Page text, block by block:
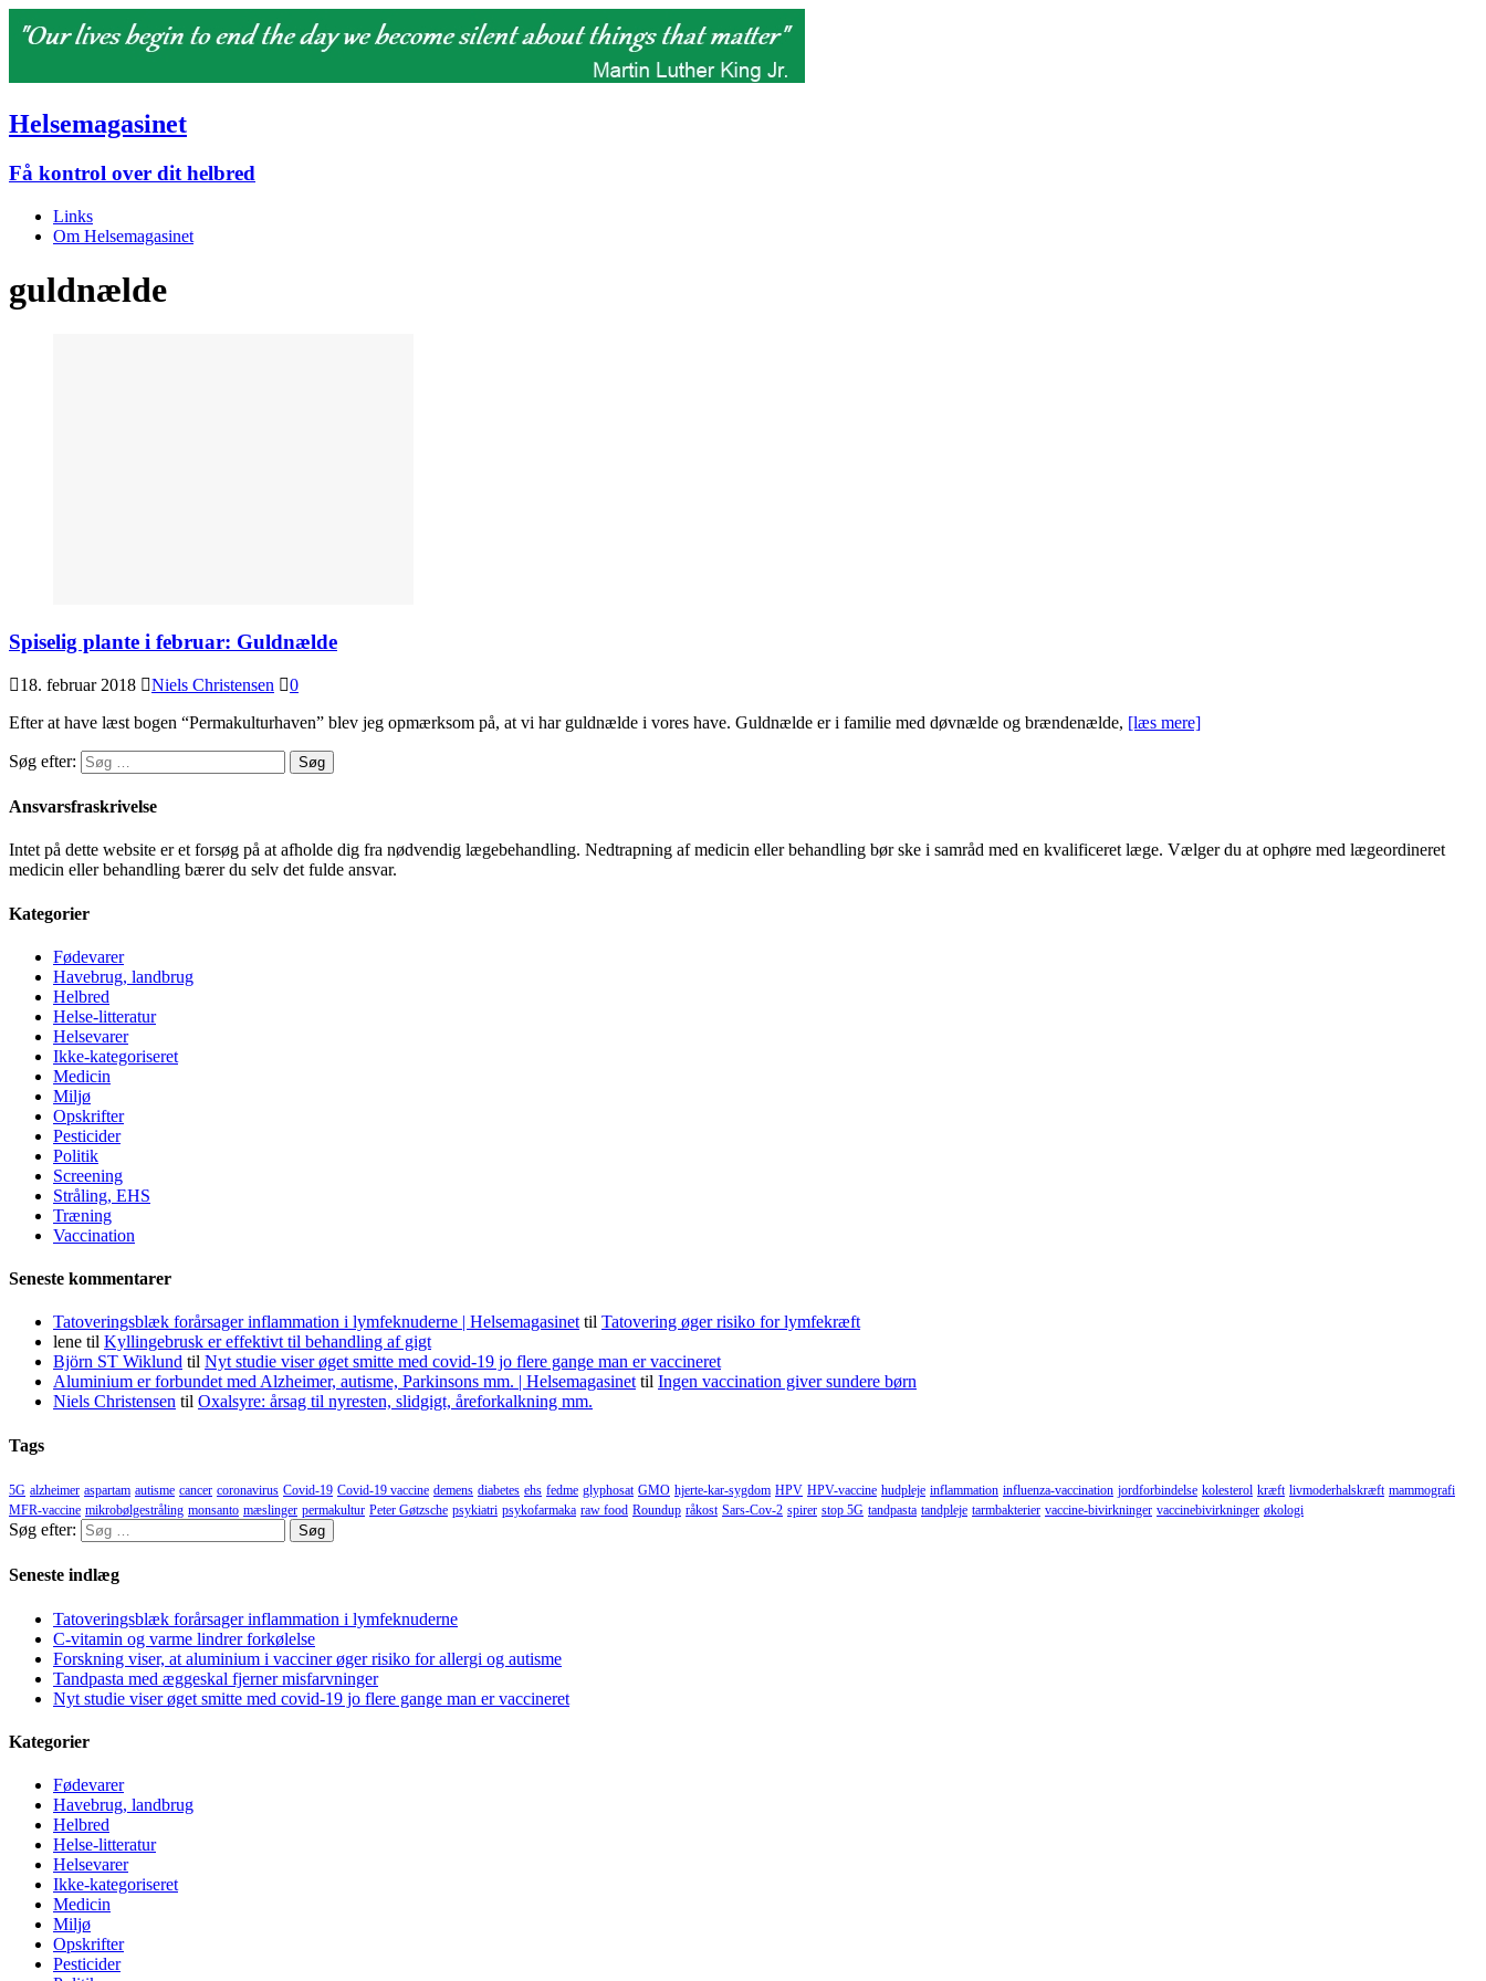
Helsemagasinet
Få kontrol over dit helbred
Links
Om Helsemagasinet
guldnælde
Spiselig plante i februar: Guldnælde
18. februar 2018 Niels Christensen
0
Efter at have læst bogen “Permakulturhaven” blev jeg opmærksom på, at vi har guldnælde i vores have. Guldnælde er i familie med døvnælde og brændenælde, [læs mere]
Søg efter:
Ansvarsfraskrivelse
Intet på dette website er et forsøg på at afholde dig fra nødvendig lægebehandling. Nedtrapning af medicin eller behandling bør ske i samråd med en kvalificeret læge. Vælger du at ophøre med lægeordineret
medicin eller behandling bærer du selv det fulde ansvar.
Kategorier
Fødevarer
Havebrug, landbrug
Helbred
Helse-litteratur
Helsevarer
Ikke-kategoriseret
Medicin
Miljø
Opskrifter
Pesticider
Politik
Screening
Stråling, EHS
Træning
Vaccination
Seneste kommentarer
Tatoveringsblæk forårsager inflammation i lymfeknuderne | Helsemagasinettil Tatovering øger risiko for lymfekræft
lene til Kyllingebrusk er effektivt til behandling af gigt
Björn ST Wiklund til Nyt studie viser øget smitte med covid-19 jo flere gange man er vaccineret
Aluminium er forbundet med Alzheimer, autisme, Parkinsons mm. | Helsemagasinettil Ingen vaccination giver sundere børn
Niels Christensen til Oxalsyre: årsag til nyresten, slidgigt, åreforkalkning mm.
Tags
5G alzheimer aspartam autisme cancer coronavirus Covid-19 Covid-19 vaccine demens diabetes ehs fedme glyphosat GMO hjerte-kar-sygdom HPV HPV-vaccine hudpleje inflammation influenza-vaccination jordforbindelse kolesterol kræft livmoderhalskræft mammografi
MFR-vaccine mikrobølgestråling monsanto mæslinger permakultur Peter Gøtzsche psykiatri psykofarmaka raw food Roundup råkost Sars-Cov-2 spirer stop 5G tandpasta tandpleje tarmbakterier vaccine-bivirkninger vaccinebivirkninger økologi
Søg efter:
Seneste indlæg
Tatoveringsblæk forårsager inflammation i lymfeknuderne
C-vitamin og varme lindrer forkølelse
Forskning viser, at aluminium i vacciner øger risiko for allergi og autisme
Tandpasta med æggeskal fjerner misfarvninger
Nyt studie viser øget smitte med covid-19 jo flere gange man er vaccineret
Kategorier
Fødevarer
Havebrug, landbrug
Helbred
Helse-litteratur
Helsevarer
Ikke-kategoriseret
Medicin
Miljø
Opskrifter
Pesticider